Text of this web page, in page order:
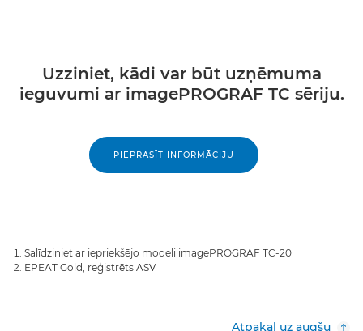
Uzziniet, kādi var būt uzņēmuma
ieguvumi ar imagePROGRAF TC sēriju.
PIEPRASĪT INFORMĀCIJU
Salīdziniet ar iepriekšējo modeli imagePROGRAF TC-20
EPEAT Gold, reģistrēts ASV
Atpakaļ uz augšu